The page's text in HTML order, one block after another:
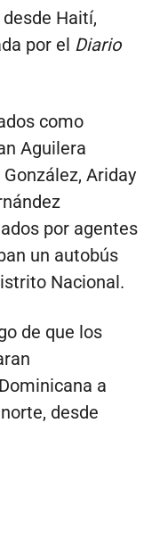
Haití,
por el Diario
como
Aguilera
Ariday
por agentes
un autobús
Nacional.
de que los
a
desde